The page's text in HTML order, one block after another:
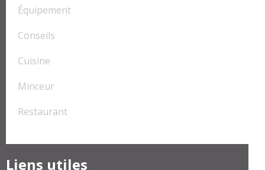
Équipement
Conseils
Cuisine
Minceur
Restaurant
Liens utiles